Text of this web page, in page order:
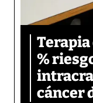
%
cáncer